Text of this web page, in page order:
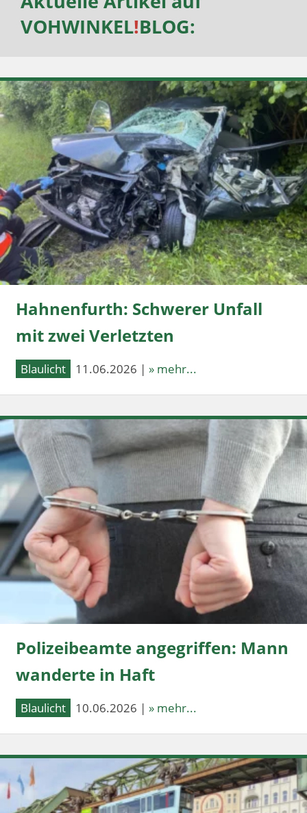
VOHWINKEL!BLOG:
Hahnenfurth: Schwerer Unfall
mit zwei Verletzten
Blaulicht 11.06.2026 | » mehr...
Polizeibeamte angegriffen: Mann
wanderte in Haft
Blaulicht 10.06.2026 | » mehr...